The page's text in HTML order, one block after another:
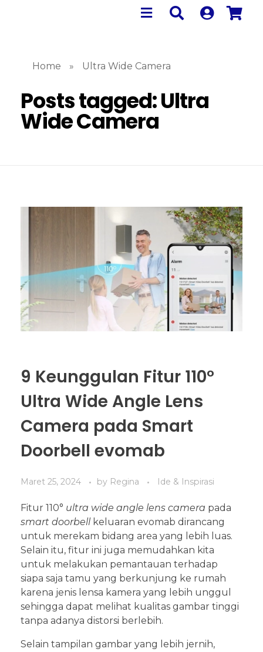
Home » Ultra Wide Camera
Posts tagged: Ultra
Wide Camera
9 Keunggulan Fitur 110°
Ultra Wide Angle Lens
Camera pada Smart
Doorbell evomab
Maret 25, 2024 by Regina Ide & Inspirasi
Fitur 110° ultra wide angle lens camera pada
smart doorbell keluaran evomab dirancang
untuk merekam bidang area yang lebih luas.
Selain itu, fitur ini juga memudahkan kita
untuk melakukan pemantauan terhadap
siapa saja tamu yang berkunjung ke rumah
karena jenis lensa kamera yang lebih unggul
sehingga dapat melihat kualitas gambar tinggi
tanpa adanya distorsi berlebih.
Selain tampilan gambar yang lebih jernih,